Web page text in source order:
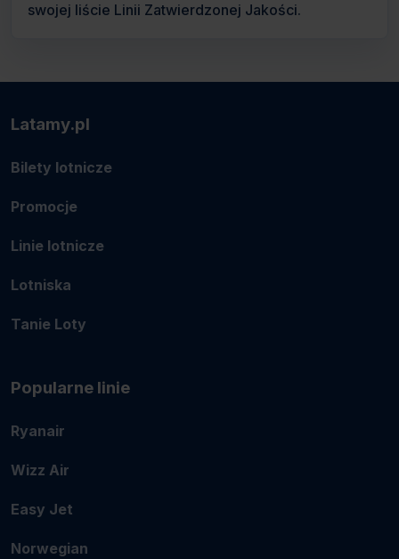
swojej liście Linii Zatwierdzonej Jakości.
Latamy.pl
Bilety lotnicze
Promocje
Linie lotnicze
Lotniska
Tanie Loty
Popularne linie
Ryanair
Wizz Air
Easy Jet
Norwegian